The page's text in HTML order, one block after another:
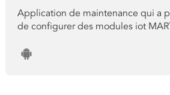
Application de maintenance qui a
de configurer des modules iot